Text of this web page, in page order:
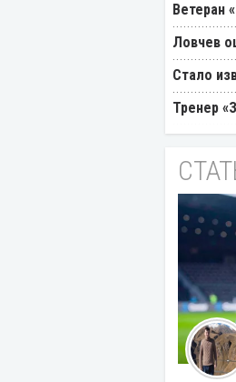
Ветеран
Ловчев
Стало
Тренер